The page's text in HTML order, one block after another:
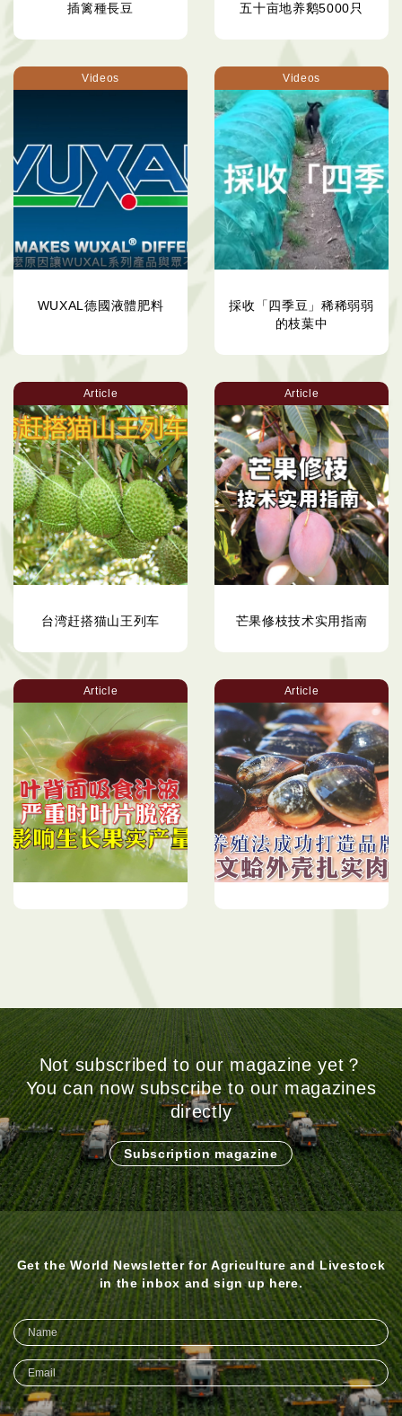
插篱種長豆 五十亩地养鹅5000只
Videos
WUXAL德國液體肥料
Videos
採收「四季豆」稀稀弱弱
的枝葉中
Article
台湾赶搭猫山王列车
Article
芒果修枝技术实用指南
Article Article
Not subscribed to our magazine yet？
You can now subscribe to our magazines
directly
Subscription magazine
Get the World Newsletter for Agriculture and Livestock
in the inbox and sign up here.